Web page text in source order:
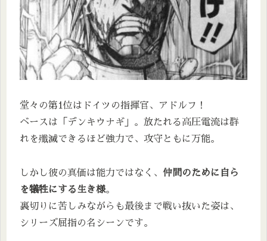
堂々の第1位はドイツの指揮官、アドルフ！
ベースは「デンキウナギ」。放たれる高圧電流は群
れを殲滅できるほど強力で、攻守ともに万能。
しかし彼の真価は能力ではなく、 仲間のために自ら
を犠牲にする生き様。
裏切りに苦しみながらも最後まで戦い抜いた姿は、
シリーズ屈指の名シーンです。